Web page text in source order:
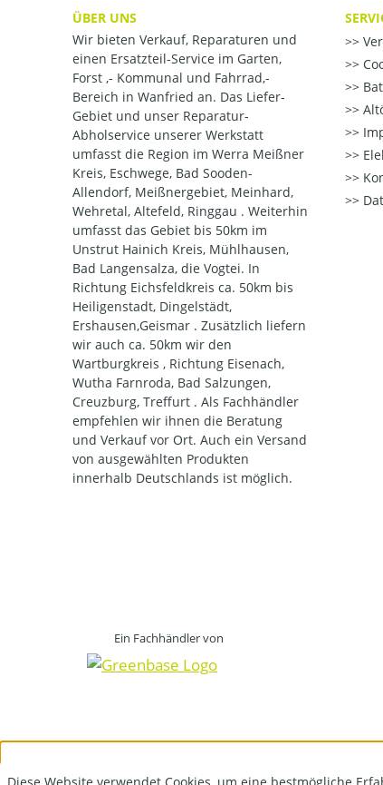
ÜBER UNS
Wir bieten Verkauf, Reparaturen und
einen Ersatzteil-Service im Garten,
Forst ,- Kommunal und Fahrrad,-
Bereich in Wanfried an. Das Liefer-
Gebiet und unser Reparatur-
Abholservice unserer Werkstatt
umfasst die Region im Werra Meißner
Kreis, Eschwege, Bad Sooden-
Allendorf, Meißnergebiet, Meinhard,
Wehretal, Altefeld, Ringgau . Weiterhin
umfasst das Gebiet bis 50km im
Unstrut Hainich Kreis, Mühlhausen,
Bad Langensalza, die Vogtei. In
Richtung Eichsfeldkreis ca. 50km bis
Heiligenstadt, Dingelstädt,
Ershausen,Geismar . Zusätzlich liefern
wir auch ca. 50km wir den
Wartburgkreis , Richtung Eisenach,
Wutha Farnroda, Bad Salzungen,
Creuzburg, Treffurt . Als Fachhändler
empfehlen wir ihnen die Beratung
und Verkauf vor Ort. Auch ein Versand
von ausgewählten Produkten
innerhalb Deutschlands ist möglich.
Ein Fachhändler von